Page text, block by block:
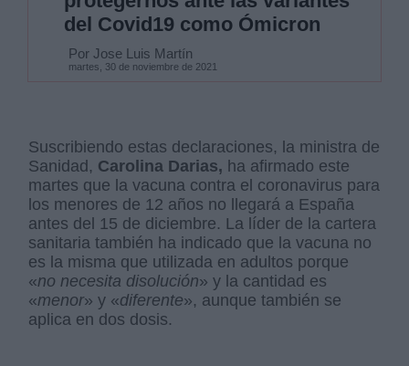
del Covid19 como Ómicron
Por Jose Luis Martín
martes, 30 de noviembre de 2021
Suscribiendo estas declaraciones, la ministra de
Sanidad, Carolina Darias, ha afirmado este
martes que la vacuna contra el coronavirus para
los menores de 12 años no llegará a España
antes del 15 de diciembre. La líder de la cartera
sanitaria también ha indicado que la vacuna no
es la misma que utilizada en adultos porque
«no necesita disolución» y la cantidad es
«menor» y «diferente», aunque también se
aplica en dos dosis.